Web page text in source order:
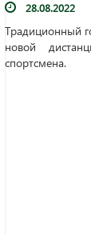
28.08.2022
Традиционный
новой
спортсмена.